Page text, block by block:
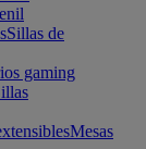
Sillas de
gaming
Mesas